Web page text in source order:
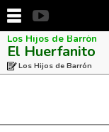
Los Hijos de Barrón
El Huerfanito
Los Hijos de Barrón